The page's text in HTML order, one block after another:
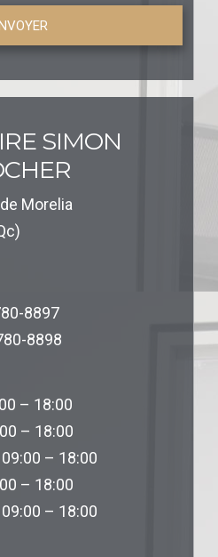
SIMON
Morelia
8897
8898
– 18:00
– 18:00
– 18:00
– 18:00
– 18:00